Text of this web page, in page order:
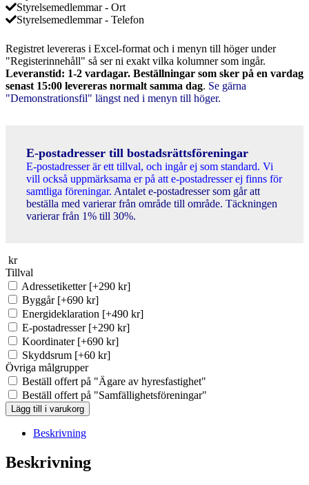
Styrelsemedlemmar - Ort
Styrelsemedlemmar - Telefon
Registret levereras i Excel-format och i menyn till höger under
"Registerinnehåll" så ser ni exakt vilka kolumner som ingår.
Leveranstid: 1-2 vardagar. Beställningar som sker på en vardag
senast 15:00 levereras normalt samma dag. Se gärna
"Demonstrationsfil" längst ned i menyn till höger.
E-postadresser till bostadsrättsföreningar
E-postadresser är ett tillval, och ingår ej som standard. Vi
vill också uppmärksama er på att e-postadresser ej finns för
samtliga föreningar. Antalet e-postadresser som går att
beställa med varierar från område till område. Täckningen
varierar från 1% till 30%.
kr
Tillval
Adressetiketter [+290 kr]
Byggår [+690 kr]
Energideklaration [+490 kr]
E-postadresser [+290 kr]
Koordinater [+690 kr]
Skyddsrum [+60 kr]
Övriga målgrupper
Beställ offert på "Ägare av hyresfastighet"
Beställ offert på "Samfällighetsföreningar"
BRF-
registret
Lilla
(Ca
15
Lägg till i varukorg
Beskrivning
Beskrivning